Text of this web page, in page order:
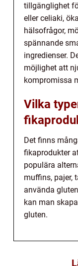
tillgänglighet
eller celiaki,
hälsofrågor,
spännande
ingredienser.
möjlighet att
kompromissa
Vilka
Det finns
fikaprodukter
populära
muffins, pajer,
använda
kan man
gluten.